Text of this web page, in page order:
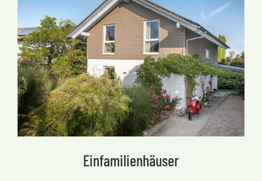
Einfamilienhäuser